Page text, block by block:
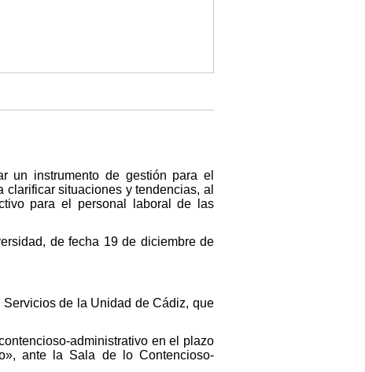
un instrumento de gestión para el
situaciones y tendencias, al
para el personal laboral de las
de fecha 19 de diciembre de
de la Unidad de Cádiz, que
administrativo en el plazo
ante la Sala de lo Contencioso-